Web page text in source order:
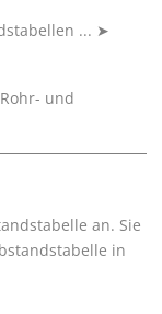
... ➤
an. Sie
in